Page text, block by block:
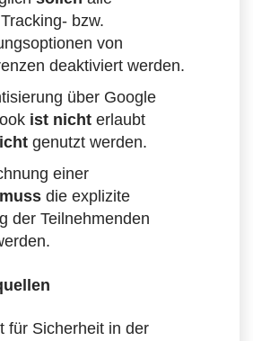
bzw.
von
deaktiviert werden.
über Google
ist nicht erlaubt
genutzt werden.
einer
muss die explizite
der Teilnehmenden
für Sicherheit in der